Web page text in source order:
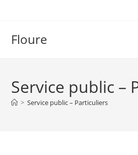
Floure
Service public –
> Service public – Particuliers